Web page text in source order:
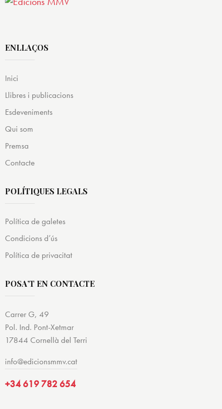
ENLLAÇOS
Inici
Llibres i publicacions
Esdeveniments
Qui som
Premsa
Contacte
POLÍTIQUES LEGALS
Política de galetes
Condicions d’ús
Política de privacitat
POSA’T EN CONTACTE
Carrer G, 49
Pol. Ind. Pont-Xetmar
17844 Cornellà del Terri
info@edicionsmmv.cat
+34 619 782 654